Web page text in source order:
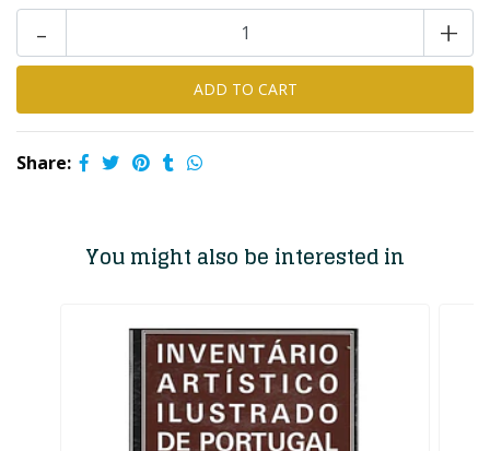
+
-
Share:
You might also be interested in